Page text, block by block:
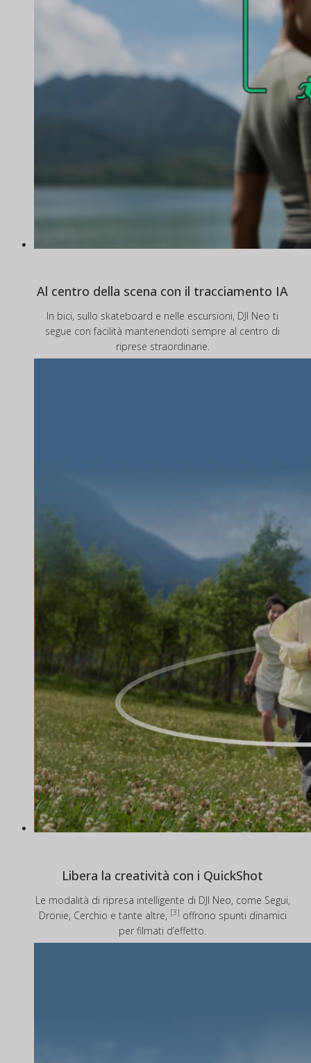
Al centro della scena con il tracciamento IA
In bici, sullo skateboard e nelle escursioni, DJI Neo ti
segue con facilità mantenendoti sempre al centro di
riprese straordinarie.
Libera la creatività con i QuickShot
Le modalità di ripresa intelligente di DJI Neo, come Segui,
Dronie, Cerchio e tante altre, [3] offrono spunti dinamici
per filmati d’effetto.